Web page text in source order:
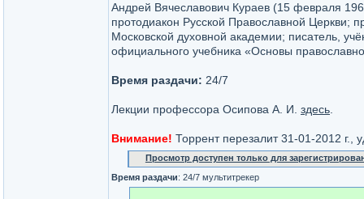
Андрей Вячеславович Кураев (15 февраля
протодиакон Русской Православной Церкви;
Московской духовной академии; писатель,
официального учебника «Основы
Время раздачи: 24/7
Лекции профессора Осипова А. И. здесь
Внимание! Торрент перезалит 31-01-2012
Просмотр доступен только для
Время раздачи: 24/7 мультитрекер